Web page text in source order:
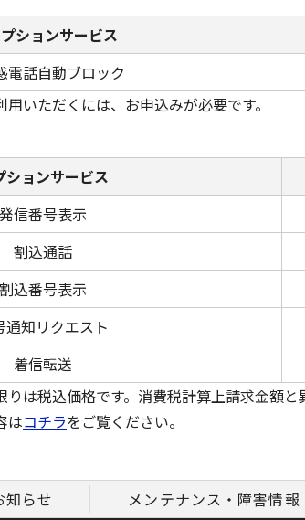
ションサービス
電話自動ブロック
いただくには、お申込みが必要です。
ションサービス
発信番号表示
割込通話
割込番号表示
通知リクエスト
着信転送
は税込価格です。消費税計算上請求金額と
はコチラをご覧ください。
知らせ メンテナンス・障害情報